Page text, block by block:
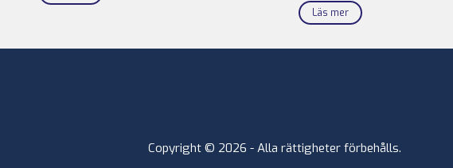
Läs mer
Copyright © 2026 - Alla rättigheter förbehålls.